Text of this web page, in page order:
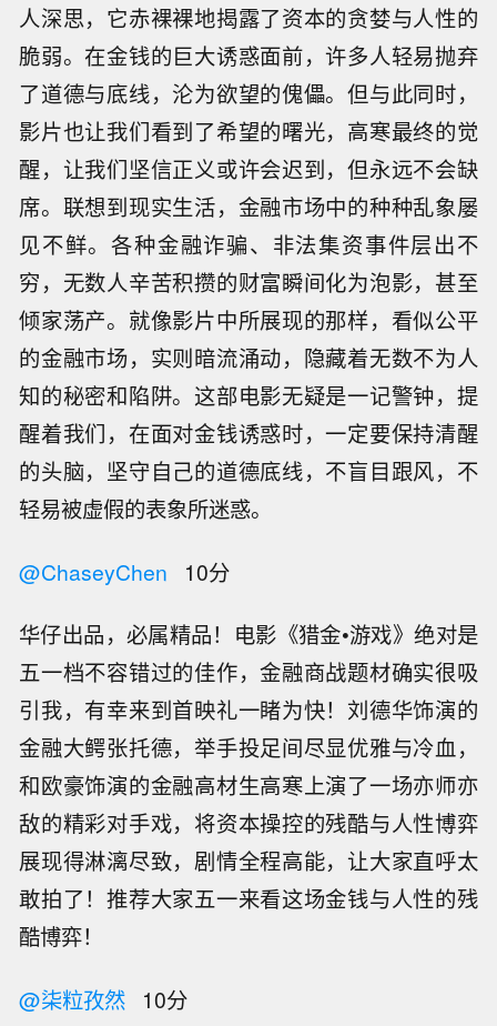
人深思，它赤裸裸地揭露了资本的贪婪与人性的
脆弱。在金钱的巨大诱惑面前，许多人轻易抛弃
了道德与底线，沦为欲望的傀儡。但与此同时，
影片也让我们看到了希望的曙光，高寒最终的觉
醒，让我们坚信正义或许会迟到，但永远不会缺
席。联想到现实生活，金融市场中的种种乱象屡
见不鲜。各种金融诈骗、非法集资事件层出不
穷，无数人辛苦积攒的财富瞬间化为泡影，甚至
倾家荡产。就像影片中所展现的那样，看似公平
的金融市场，实则暗流涌动，隐藏着无数不为人
知的秘密和陷阱。这部电影无疑是一记警钟，提
醒着我们，在面对金钱诱惑时，一定要保持清醒
的头脑，坚守自己的道德底线，不盲目跟风，不
轻易被虚假的表象所迷惑。
@ChaseyChen 10分
华仔出品，必属精品！电影《猎金•游戏》绝对是
五一档不容错过的佳作，金融商战题材确实很吸
引我，有幸来到首映礼一睹为快！刘德华饰演的
金融大鳄张托德，举手投足间尽显优雅与冷血，
和欧豪饰演的金融高材生高寒上演了一场亦师亦
敌的精彩对手戏，将资本操控的残酷与人性博弈
展现得淋漓尽致，剧情全程高能，让大家直呼太
敢拍了！推荐大家五一来看这场金钱与人性的残
酷博弈！
@柒粒孜然 10分